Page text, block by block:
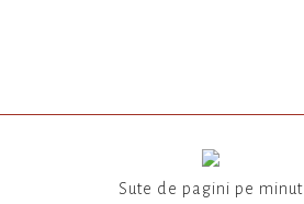
Sute de pagini pe minut